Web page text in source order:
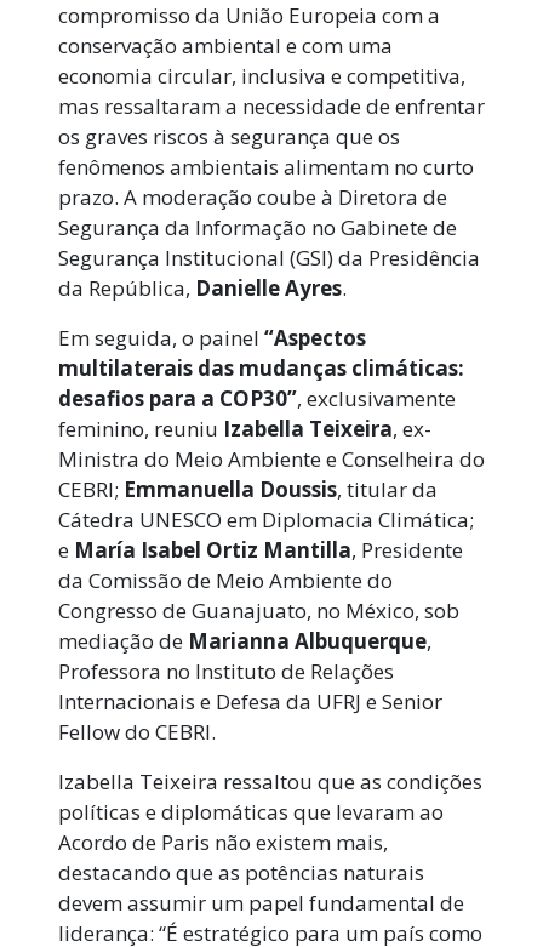
compromisso da União Europeia com a
conservação ambiental e com uma
economia circular, inclusiva e competitiva,
mas ressaltaram a necessidade de enfrentar
os graves riscos à segurança que os
fenômenos ambientais alimentam no curto
prazo. A moderação coube à Diretora de
Segurança da Informação no Gabinete de
Segurança Institucional (GSI) da Presidência
da República, Danielle Ayres.
Em seguida, o painel “Aspectos
multilaterais das mudanças climáticas:
desafios para a COP30”, exclusivamente
feminino, reuniu Izabella Teixeira, ex-
Ministra do Meio Ambiente e Conselheira do
CEBRI; Emmanuella Doussis, titular da
Cátedra UNESCO em Diplomacia Climática;
e María Isabel Ortiz Mantilla, Presidente
da Comissão de Meio Ambiente do
Congresso de Guanajuato, no México, sob
mediação de Marianna Albuquerque,
Professora no Instituto de Relações
Internacionais e Defesa da UFRJ e Senior
Fellow do CEBRI.
Izabella Teixeira ressaltou que as condições
políticas e diplomáticas que levaram ao
Acordo de Paris não existem mais,
destacando que as potências naturais
devem assumir um papel fundamental de
liderança: “É estratégico para um país como